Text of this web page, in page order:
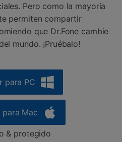
Pero como la mayoría
permiten compartir
que Dr.Fone cambie
mundo. ¡Pruébalo!
para PC
para Mac
& protegido